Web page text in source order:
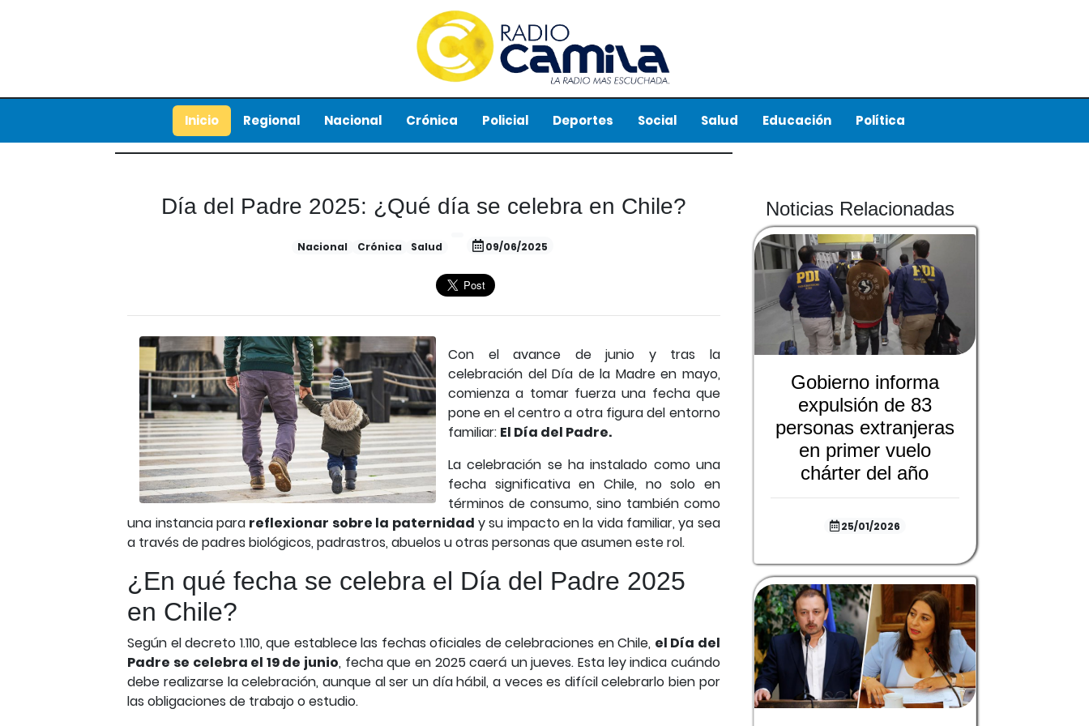
Inicio Regional Nacional Crónica Policial Deportes Social Salud Educación Política
Día del Padre 2025: ¿Qué día se celebra en Chile?
Nacional Crónica Salud 09/06/2025
Con el avance de junio y tras la
celebración del Día de la Madre en mayo,
comienza a tomar fuerza una fecha que
pone en el centro a otra figura del entorno
familiar: El Día del Padre.
La celebración se ha instalado como una
fecha significativa en Chile, no solo en
términos de consumo, sino también como
una instancia para reflexionar sobre la paternidad y su impacto en la vida familiar, ya sea
a través de padres biológicos, padrastros, abuelos u otras personas que asumen este rol.
¿En qué fecha se celebra el Día del Padre 2025
en Chile?
Según el decreto 1.110, que establece las fechas oficiales de celebraciones en Chile, el Día del
Padre se celebra el 19 de junio, fecha que en 2025 caerá un jueves. Esta ley indica cuándo
debe realizarse la celebración, aunque al ser un día hábil, a veces es difícil celebrarlo bien por
las obligaciones de trabajo o estudio.
Noticias Relacionadas
Gobierno informa
expulsión de 83
personas extranjeras
en primer vuelo
chárter del año
25/01/2026